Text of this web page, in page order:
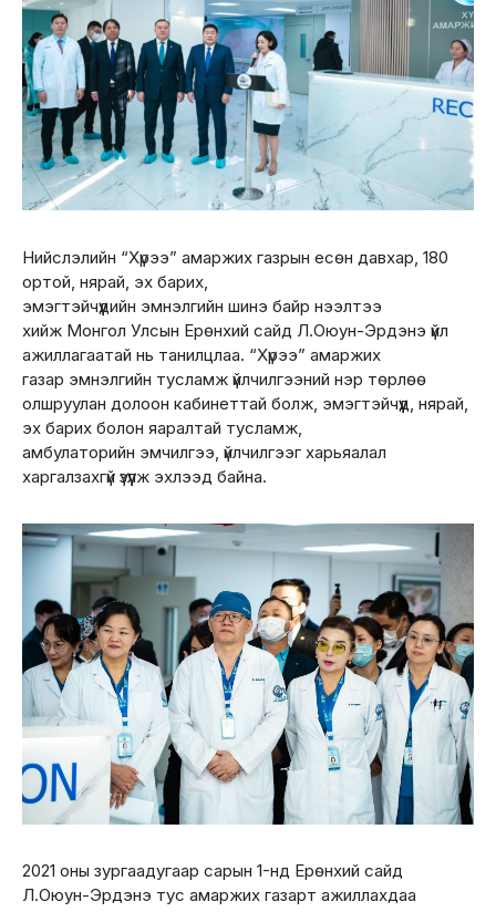
Нийслэлийн “Хүрээ” амаржих газрын есөн давхар, 180
ортой, нярай, эх барих,
эмэгтэйчүүдийн эмнэлгийн шинэ байр нээлтээ
хийж Монгол Улсын Ерөнхий сайд Л.Оюун-Эрдэнэ үйл
ажиллагаатай нь танилцлаа. “Хүрээ” амаржих
газар эмнэлгийн тусламж үйлчилгээний нэр төрлөө
олшруулан долоон кабинеттай болж, эмэгтэйчүүд, нярай,
эх барих болон яаралтай тусламж,
амбулаторийн эмчилгээ, үйлчилгээг харьяалал
харгалзахгүй үзүүлж эхлээд байна.
2021 оны зургаадугаар сарын 1-нд Ерөнхий сайд
Л.Оюун-Эрдэнэ тус амаржих газарт ажиллахдаа